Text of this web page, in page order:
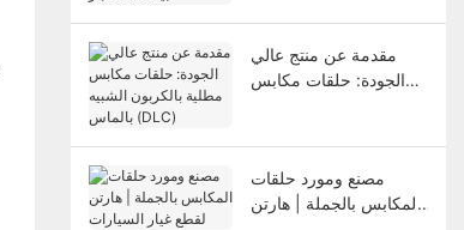
مقدمة عن منتج عالي
الجودة: حلقات مكابس
مصنع ومورد حلقات
المكابس بالجملة | هارتن